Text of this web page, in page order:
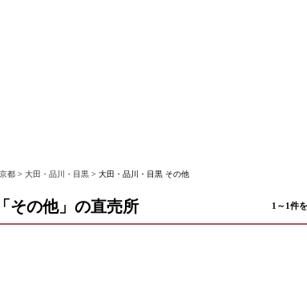
都 > 大田・品川・目黒 > 大田・品川・目黒 その他
その他」の直売所 1～1件